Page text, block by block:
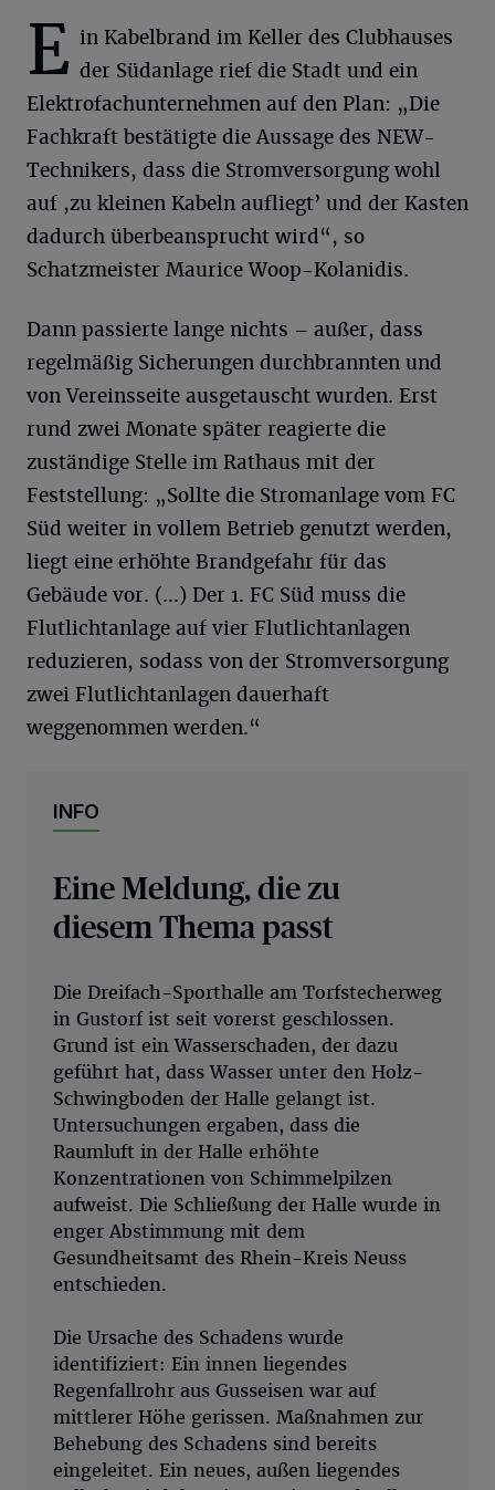
E in Kabelbrand im Keller des Clubhauses
der Südanlage rief die Stadt und ein
Elektrofachunternehmen auf den Plan: „Die
Fachkraft bestätigte die Aussage des NEW-
Technikers, dass die Stromversorgung wohl
auf ,zu kleinen Kabeln aufliegt’ und der Kasten
dadurch überbeansprucht wird“, so
Schatzmeister Maurice Woop-Kolanidis.
Dann passierte lange nichts – außer, dass
regelmäßig Sicherungen durchbrannten und
von Vereinsseite ausgetauscht wurden. Erst
rund zwei Monate später reagierte die
zuständige Stelle im Rathaus mit der
Feststellung: „Sollte die Stromanlage vom FC
Süd weiter in vollem Betrieb genutzt werden,
liegt eine erhöhte Brandgefahr für das
Gebäude vor. (...) Der 1. FC Süd muss die
Flutlichtanlage auf vier Flutlichtanlagen
reduzieren, sodass von der Stromversorgung
zwei Flutlichtanlagen dauerhaft
weggenommen werden.“
INFO
Eine Meldung, die zu
diesem Thema passt
Die Dreifach-Sporthalle am Torfstecherweg
in Gustorf ist seit vorerst geschlossen.
Grund ist ein Wasserschaden, der dazu
geführt hat, dass Wasser unter den Holz-
Schwingboden der Halle gelangt ist.
Untersuchungen ergaben, dass die
Raumluft in der Halle erhöhte
Konzentrationen von Schimmelpilzen
aufweist. Die Schließung der Halle wurde in
enger Abstimmung mit dem
Gesundheitsamt des Rhein-Kreis Neuss
entschieden.
Die Ursache des Schadens wurde
identifiziert: Ein innen liegendes
Regenfallrohr aus Gusseisen war auf
mittlerer Höhe gerissen. Maßnahmen zur
Behebung des Schadens sind bereits
eingeleitet. Ein neues, außen liegendes